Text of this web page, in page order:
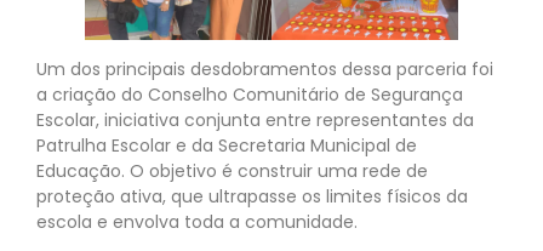
Um dos principais desdobramentos dessa parceria foi
a criação do Conselho Comunitário de Segurança
Escolar, iniciativa conjunta entre representantes da
Patrulha Escolar e da Secretaria Municipal de
Educação. O objetivo é construir uma rede de
proteção ativa, que ultrapasse os limites físicos da
escola e envolva toda a comunidade.